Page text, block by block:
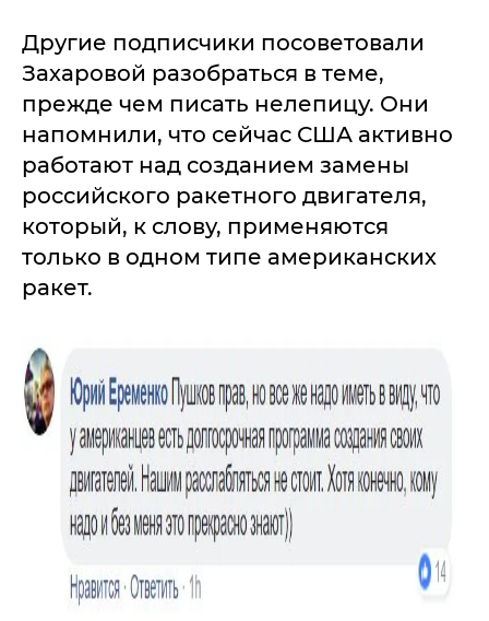
Другие подписчики посоветовали
Захаровой разобраться в теме,
прежде чем писать нелепицу. Они
напомнили, что сейчас США активно
работают над созданием замены
российского ракетного двигателя,
который, к слову, применяются
только в одном типе американских
ракет.